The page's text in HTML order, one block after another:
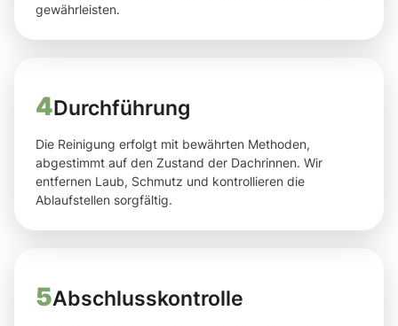
gewährleisten.
4Durchführung
Die Reinigung erfolgt mit bewährten Methoden,
abgestimmt auf den Zustand der Dachrinnen. Wir
entfernen Laub, Schmutz und kontrollieren die
Ablaufstellen sorgfältig.
5Abschlusskontrolle